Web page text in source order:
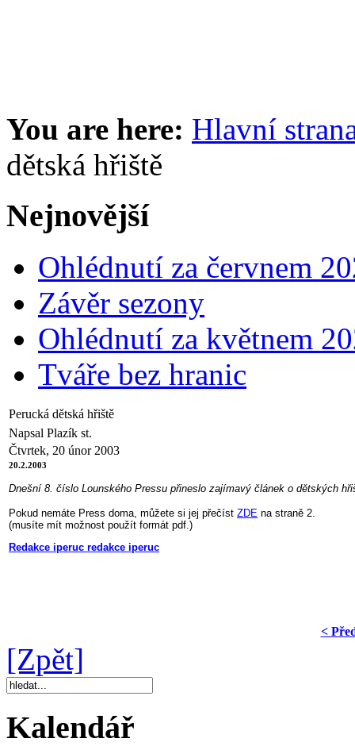
You are here: Hlavní
dětská hřiště
Nejnovější
Ohlédnutí za červnem
Závěr sezony
Ohlédnutí za květnem
Tváře bez hranic
Perucká dětská hřiště
Napsal Plazík st.
Čtvrtek, 20 únor 2003
20.2.2003
Dnešní 8. číslo Lounského Pressu přineslo zajímavý článek o dětských
Pokud nemáte Press doma, můžete si jej přečíst ZDE na straně 2.
(musíte mít možnost použít formát pdf.)
Redakce iperuc redakce iperuc
<
[Zpět]
Kalendář